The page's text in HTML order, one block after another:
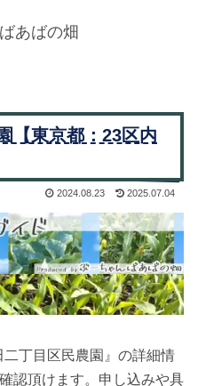
あばの畑
【東京都：23区内
2024.08.23 2025.07.04
丁目区民農園』の詳細情
認頂けます。申し込みや具